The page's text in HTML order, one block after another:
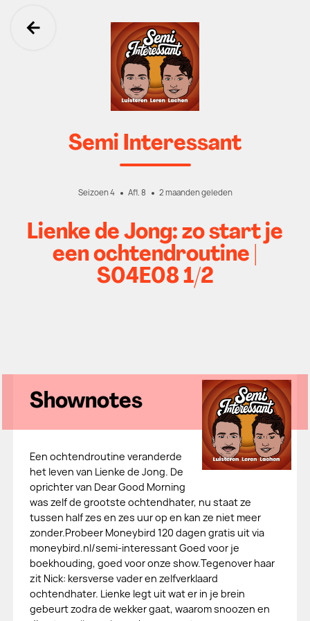
Ga terug
Semi Interessant
Seizoen 4 Afl. 8 2 maanden geleden
Lienke de Jong: zo start je
een ochtendroutine |
S04E08 1/2
Shownotes
Een ochtendroutine veranderde
het leven van Lienke de Jong. De
oprichter van Dear Good Morning
was zelf de grootste ochtendhater, nu staat ze
tussen half zes en zes uur op en kan ze niet meer
zonder.Probeer Moneybird 120 dagen gratis uit via
⁠⁠moneybird.nl/semi-interessant ⁠⁠Goed voor je
boekhouding, goed voor onze show.Tegenover haar
zit Nick: kersverse vader en zelfverklaard
ochtendhater. Lienke legt uit wat er in je brein
gebeurt zodra de wekker gaat, waarom snoozen en